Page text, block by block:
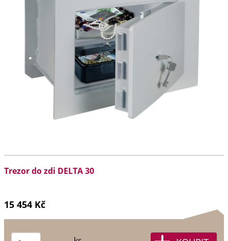
Trezor do zdi DELTA 30
15 454 Kč